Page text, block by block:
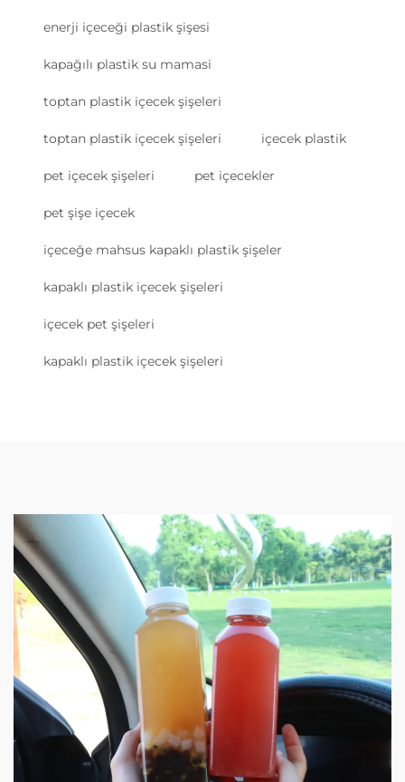
enerji içeceği plastik şişesi
kapağılı plastik su mamasi
toptan plastik içecek şişeleri
toptan plastik içecek şişeleri içecek plastik
pet içecek şişeleri pet içecekler
pet şişe içecek
içeceğe mahsus kapaklı plastik şişeler
kapaklı plastik içecek şişeleri
içecek pet şişeleri
kapaklı plastik içecek şişeleri